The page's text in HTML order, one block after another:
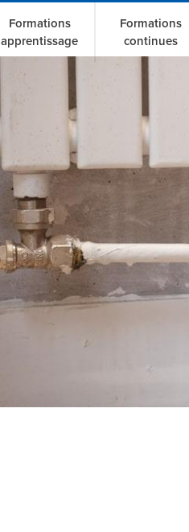
Formations
apprentissage
Formations
continues